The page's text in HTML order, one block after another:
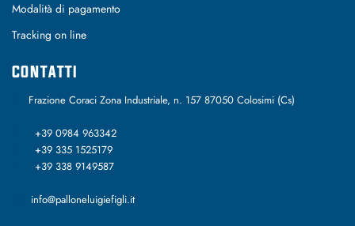
Modalità di pagamento
Tracking on line
CONTATTI
Frazione Coraci Zona Industriale, n. 157 87050 Colosimi (Cs)
+39 0984 963342
+39 335 1525179
+39 338 9149587
info@palloneluigiefigli.it